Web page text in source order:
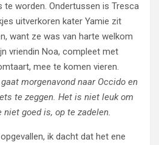
te worden. Ondertussen is Tresca
uitverkoren kater Yamie zit
want ze was van harte welkom
vriendin Noa, compleet met
mee te komen vieren.
morgenavond naar Occido en
te zeggen. Het is niet leuk om
goed is, op te zadelen.
ik dacht dat het ene